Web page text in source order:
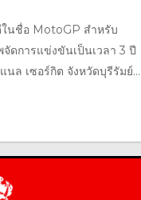
นชื่อ MotoGP สำหรับ
ดการแข่งขันเป็นเวลา 3 ปี
ล เซอร์กิต จังหวัดบุรีรัมย์...